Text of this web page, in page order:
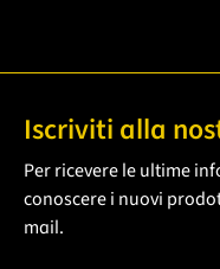
Iscriviti alla
Per ricevere le ultime
conoscere i nuovi
mail.